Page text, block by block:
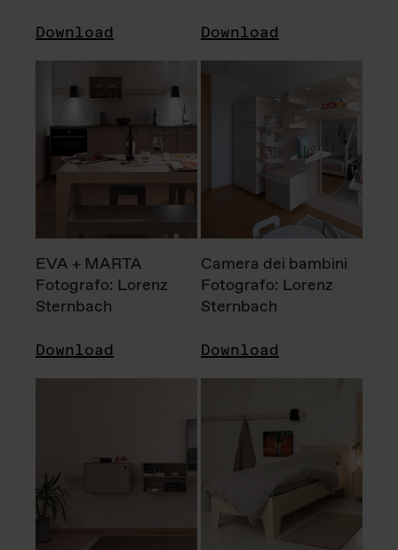
Download Download
EVA + MARTA
Fotografo: Lorenz
Sternbach
Download
Camera dei bambini
Fotografo: Lorenz
Sternbach
Download